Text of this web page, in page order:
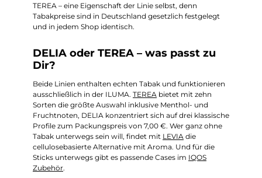
TEREA – eine Eigenschaft der Linie selbst, denn
Tabakpreise sind in Deutschland gesetzlich festgelegt
und in jedem Shop identisch.
DELIA oder TEREA – was passt zu
Dir?
Beide Linien enthalten echten Tabak und funktionieren
ausschließlich in der ILUMA. TEREA bietet mit zehn
Sorten die größte Auswahl inklusive Menthol- und
Fruchtnoten, DELIA konzentriert sich auf drei klassische
Profile zum Packungspreis von 7,00 €. Wer ganz ohne
Tabak unterwegs sein will, findet mit LEVIA die
cellulosebasierte Alternative mit Aroma. Und für die
Sticks unterwegs gibt es passende Cases im IQOS
Zubehör.